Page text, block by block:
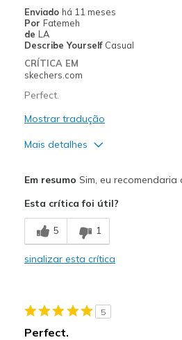
Melhores utilizações
Casual Wear
Sizing
View On Shoes
Enviado há 11 meses
Por Fatemeh
de LA
Describe Yourself Casual
CRÍTICA EM
skechers.com
Perfect.
Mostrar tradução
Mais detalhes
Breathe Well
Comfortable
Contras
Em resumo Sim, eu recomendaria
Esta crítica foi útil?
5 1
sinalizar esta crítica
5
Perfect.